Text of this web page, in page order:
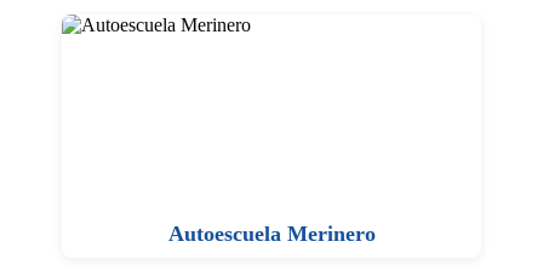
Autoescuela Merinero